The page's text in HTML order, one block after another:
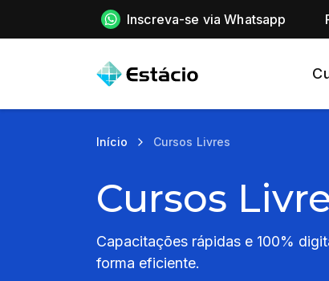
Inscreva-se via Whatsapp
Início Cursos Livres
Cursos
Capacitações rápidas e 100%
forma eficiente.